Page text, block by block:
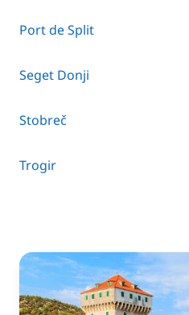
Port de Split
Seget Donji
Stobreč
Trogir